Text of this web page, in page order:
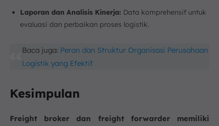
Laporan dan Analisis Kinerja: Data komprehensif untuk
evaluasi dan perbaikan proses logistik.
Baca juga: Peran dan Struktur Organisasi Perusahaan
Logistik yang Efektif
Kesimpulan
Freight broker dan freight forwarder memiliki